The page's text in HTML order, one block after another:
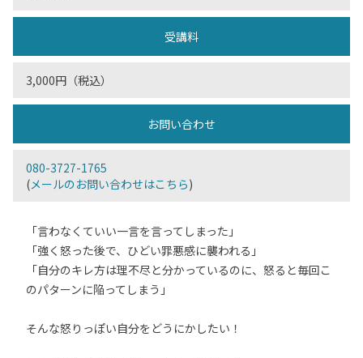
受講料
3,000円（税込）
お問い合わせ
080-3727-1765
(メールのお問い合わせはこちら)
「言わなくていい一言を言ってしまった」
「強く怒った後で、ひどい罪悪感に襲われる」
「自分のキレ方は理不尽と分かっているのに、怒ると毎回こ
のパターンに陥ってしまう」
そんな怒りっぽい自分をどうにかしたい！